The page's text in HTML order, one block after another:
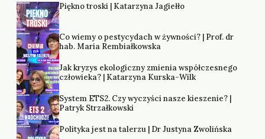
Piękno troski | Katarzyna Jagiełło
Co wiemy o pestycydach w żywności? | Prof. dr
hab. Maria Rembiałkowska
Jak kryzys ekologiczny zmienia współczesnego
człowieka? | Katarzyna Kurska-Wilk
System ETS2. Czy wyczyści nasze kieszenie? |
Patryk Strzałkowski
Polityka jest na talerzu | Dr Justyna Zwolińska